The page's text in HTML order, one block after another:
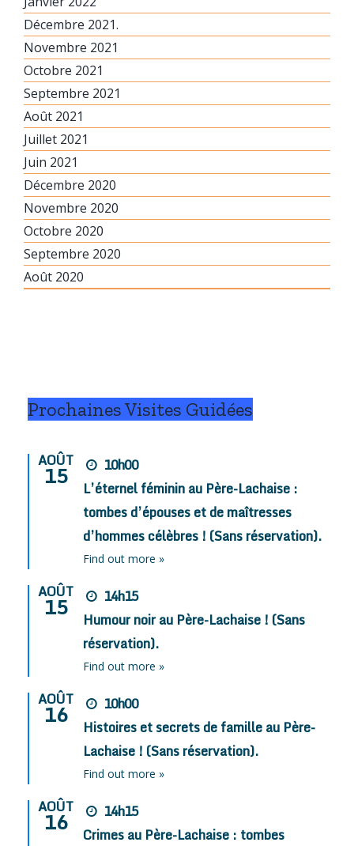
Décembre 2021.
Novembre 2021
Octobre 2021
Septembre 2021
Août 2021
Juillet 2021
Juin 2021
Décembre 2020
Novembre 2020
Octobre 2020
Septembre 2020
Août 2020
Prochaines Visites Guidées
AOÛT
15
10h00
L’éternel féminin au Père-Lachaise :
tombes d’épouses et de maîtresses
d’hommes célèbres ! (Sans réservation).
Find out more »
AOÛT
15
14h15
Humour noir au Père-Lachaise ! (Sans
réservation).
Find out more »
AOÛT
16
10h00
Histoires et secrets de famille au Père-
Lachaise ! (Sans réservation).
Find out more »
AOÛT
16
14h15
Crimes au Père-Lachaise : tombes